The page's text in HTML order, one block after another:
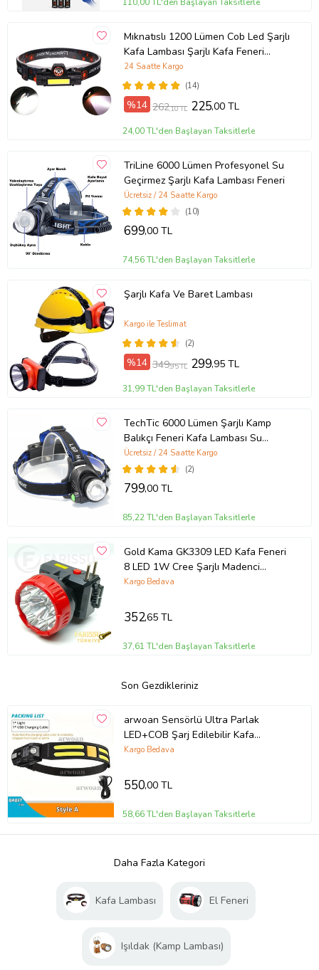
110,00 TL'den Başlayan Taksitlerle
Mıknatıslı 1200 Lümen Cob Led Şarjlı
Kafa Lambası Şarjlı Kafa Feneri
Süper Parlak
(14)
24 Saatte Kargo
%14 262,10 TL 225,00 TL
24,00 TL'den Başlayan Taksitlerle
TriLine 6000 Lümen Profesyonel Su
Geçirmez Şarjlı Kafa Lambası Feneri
(10)
Ücretsiz / 24 Saatte Kargo
699,00 TL
74,56 TL'den Başlayan Taksitlerle
Şarjlı Kafa Ve Baret Lambası
(2)
Kargo ile Teslimat
%14 349,95 TL 299,95 TL
31,99 TL'den Başlayan Taksitlerle
TechTic 6000 Lümen Şarjlı Kamp
Balıkçı Feneri Kafa Lambası Su
Geçirmez Kafa Feneri Tepe Lambası
Çalışma Lambası
(2)
Ücretsiz / 24 Saatte Kargo
799,00 TL
85,22 TL'den Başlayan Taksitlerle
Gold Kama GK3309 LED Kafa Feneri
8 LED 1W Cree Şarjlı Madenci
Lambası
Kargo Bedava
352,65 TL
37,61 TL'den Başlayan Taksitlerle
Son Gezdikleriniz
arwoan Sensörlü Ultra Parlak
LED+COB Şarj Edilebilir Kafa
Lambası (A.Sarı)
Kargo Bedava
550,00 TL
58,66 TL'den Başlayan Taksitlerle
Daha Fazla Kategori
Kafa Lambası El Feneri
Işıldak (Kamp Lambası)